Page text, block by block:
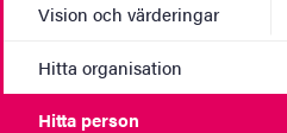
Vision och värderingar
Hitta organisation
Hitta person